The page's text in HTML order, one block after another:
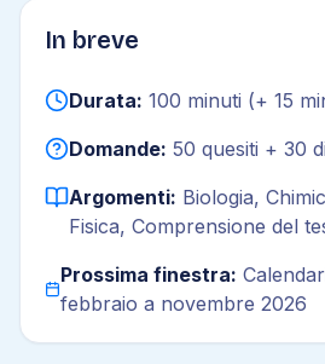
In breve
Durata: 100 minuti (+ 15
Domande: 50 quesiti + 30
Argomenti: Biologia,
Fisica, Comprensione del
Prossima finestra:
febbraio a novembre 2026